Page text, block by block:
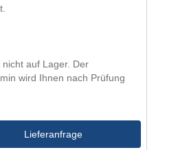
nicht auf Lager. Der
wird Ihnen nach Prüfung
Lieferanfrage